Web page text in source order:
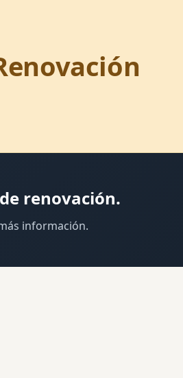
renovación.
información.